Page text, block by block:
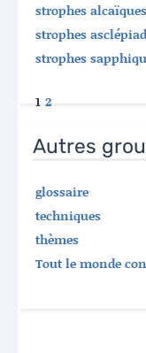
strophes alcaïques
strophes
strophes
1 2
Autres
glossaire
techniques
thèmes
Tout le monde